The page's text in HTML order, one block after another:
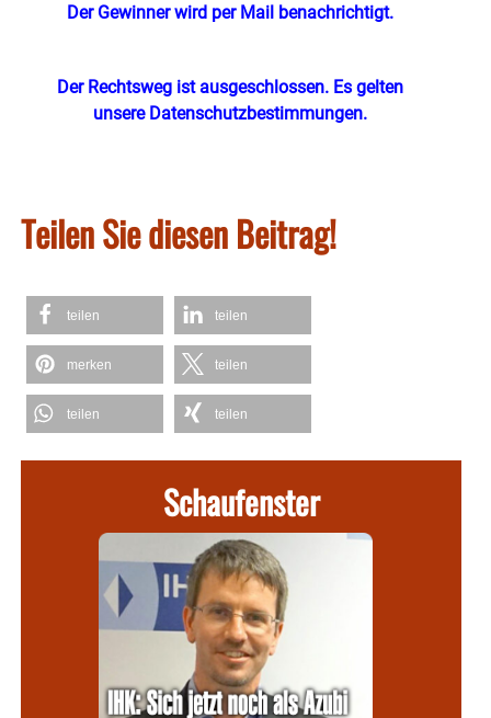
Der Gewinner wird per Mail benachrichtigt.
Der Rechtsweg ist ausgeschlossen. Es gelten
unsere Datenschutzbestimmungen.
Teilen Sie diesen Beitrag!
teilen teilen
merken teilen
teilen teilen
Schaufenster